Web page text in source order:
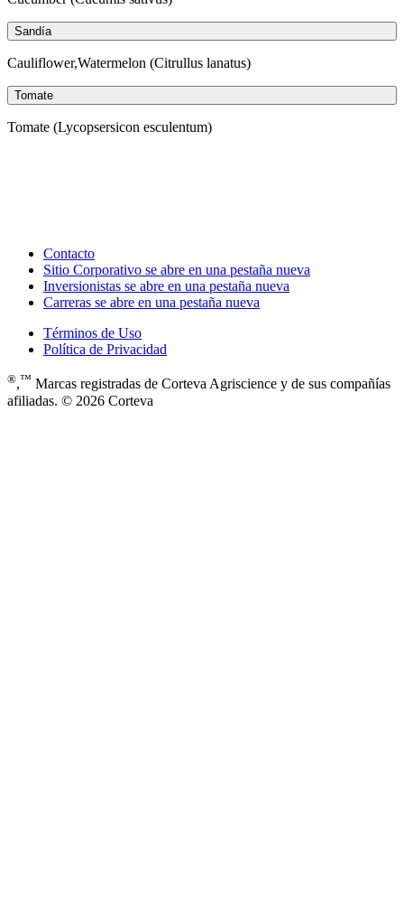
Sandía
Cauliflower,Watermelon (Citrullus lanatus)
Tomate
Tomate (Lycopsersicon esculentum)
Contacto
Sitio Corporativo se abre en una pestaña nueva
Inversionistas se abre en una pestaña nueva
Carreras se abre en una pestaña nueva
Términos de Uso
Política de Privacidad
®,™ Marcas registradas de Corteva Agriscience y de sus compañías
afiliadas. © 2026 Corteva